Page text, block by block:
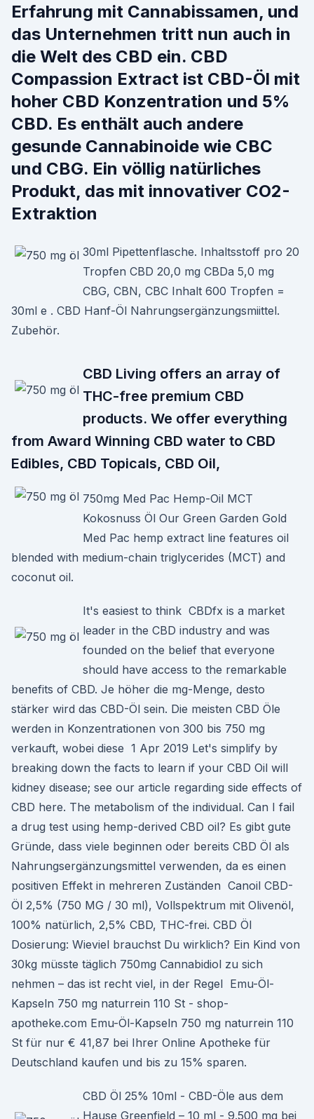
Erfahrung mit Cannabissamen, und
das Unternehmen tritt nun auch in
die Welt des CBD ein. CBD
Compassion Extract ist CBD-Öl mit
hoher CBD Konzentration und 5%
CBD. Es enthält auch andere
gesunde Cannabinoide wie CBC
und CBG. Ein völlig natürliches
Produkt, das mit innovativer CO2-
Extraktion
30ml Pipettenflasche. Inhaltsstoff pro 20
Tropfen CBD 20,0 mg CBDa 5,0 mg
CBG, CBN, CBC Inhalt 600 Tropfen =
30ml e . CBD Hanf-Öl Nahrungsergänzungsmiittel.
Zubehör.
CBD Living offers an array of
THC-free premium CBD
products. We offer everything
from Award Winning CBD water to CBD
Edibles, CBD Topicals, CBD Oil,
750mg Med Pac Hemp-Oil MCT
Kokosnuss Öl Our Green Garden Gold
Med Pac hemp extract line features oil
blended with medium-chain triglycerides (MCT) and
coconut oil.
It's easiest to think CBDfx is a market
leader in the CBD industry and was
founded on the belief that everyone
should have access to the remarkable
benefits of CBD. Je höher die mg-Menge, desto
stärker wird das CBD-Öl sein. Die meisten CBD Öle
werden in Konzentrationen von 300 bis 750 mg
verkauft, wobei diese 1 Apr 2019 Let's simplify by
breaking down the facts to learn if your CBD Oil will
kidney disease; see our article regarding side effects of
CBD here. The metabolism of the individual. Can I fail
a drug test using hemp-derived CBD oil? Es gibt gute
Gründe, dass viele beginnen oder bereits CBD Öl als
Nahrungsergänzungsmittel verwenden, da es einen
positiven Effekt in mehreren Zuständen Canoil CBD-
Öl 2,5% (750 MG / 30 ml), Vollspektrum mit Olivenöl,
100% natürlich, 2,5% CBD, THC-frei. CBD Öl
Dosierung: Wieviel brauchst Du wirklich? Ein Kind von
30kg müsste täglich 750mg Cannabidiol zu sich
nehmen – das ist recht viel, in der Regel Emu-Öl-
Kapseln 750 mg naturrein 110 St - shop-
apotheke.com Emu-Öl-Kapseln 750 mg naturrein 110
St für nur € 41,87 bei Ihrer Online Apotheke für
Deutschland kaufen und bis zu 15% sparen.
CBD Öl 25% 10ml - CBD-Öle aus dem
Hause Greenfield – 10 ml - 9.500 mg bei